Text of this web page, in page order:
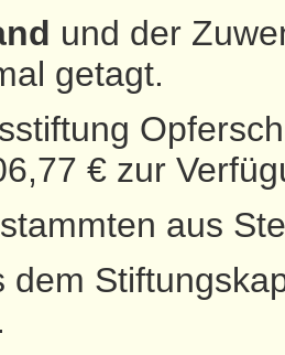
und der
getagt.
€ zur
aus
dem